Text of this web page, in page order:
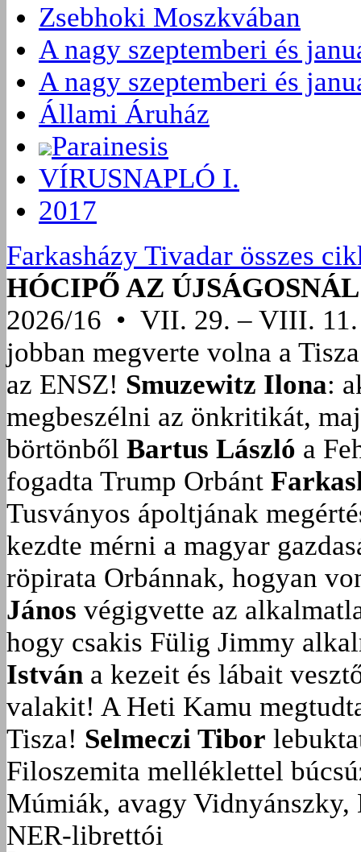
Zsebhoki Moszkvában
A nagy szeptemberi és
A nagy szeptemberi és
Állami Áruház
Parainesis
VÍRUSNAPLÓ I.
2017
Farkasházy Tivadar összes
HÓCIPŐ AZ ÚJSÁGOSNÁL
2026/16 • VII. 29. – VIII. 11.
jobban megverte volna a
az ENSZ! Smuzewitz Ilona:
megbeszélni az önkritikát,
börtönből Bartus László a
fogadta Trump Orbánt
Tusványos ápoltjának
kezdte mérni a magyar
röpirata Orbánnak, hogyan
János végigvette az
hogy csakis Fülig Jimmy
István a kezeit és lábait
valakit! A Heti Kamu
Tisza! Selmeczi Tibor
Filoszemita melléklettel
Múmiák, avagy Vidnyánszky,
NER-librettói